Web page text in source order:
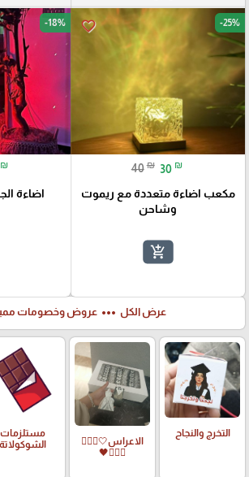
favorite_border -25%
40 ₪ 30 ₪
مكعب اضاءة متعددة مع ريموت
وشاحن
add_shopping_cart
-18%
₪
اضاءة
عرض الكل more_horiz عروض وخصومات
التخرج والنجاح
الاعراس🤍🤵🏻‍♀️
👰🏻‍♀️🖤
مستلزمات
الشوكولاتة